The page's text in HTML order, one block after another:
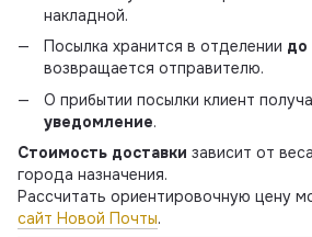
накладной.
Посылка хранится в отделении до
возвращается отправителю.
О прибытии посылки клиент
уведомление.
Стоимость доставки зависит от
города назначения.
Рассчитать ориентировочную цену
сайт Новой Почты.